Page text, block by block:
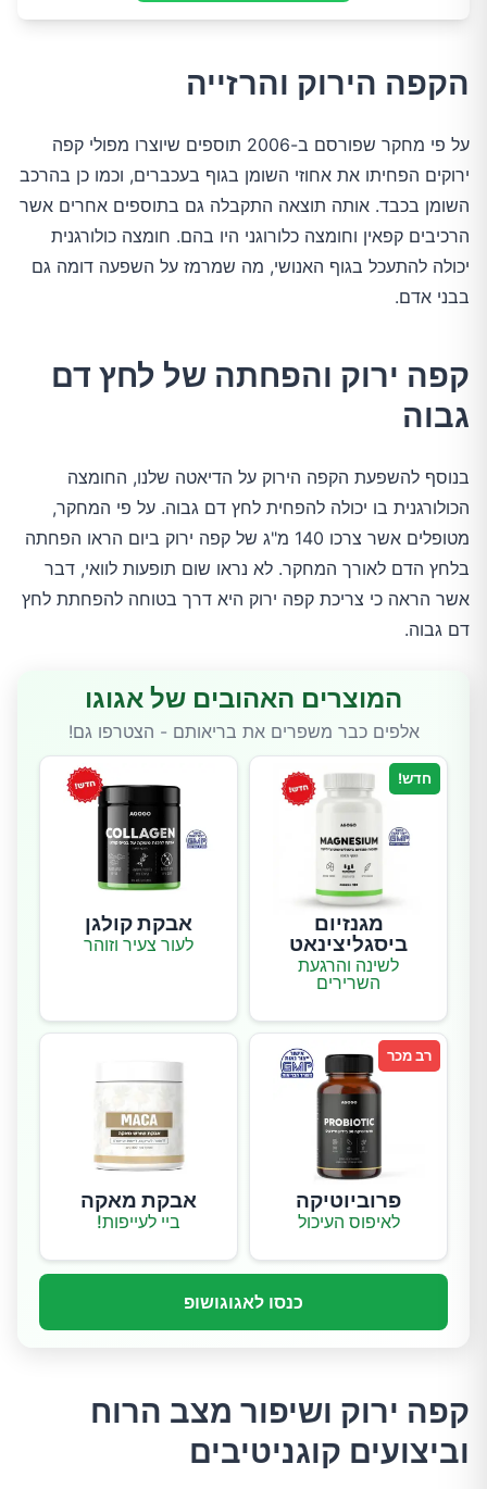
הקפה הירוק והרזייה
על פי מחקר שפורסם ב-2006 תוספים שיוצרו מפולי קפה
ירוקים הפחיתו את אחוזי השומן בגוף בעכברים, וכמו כן בהרכב
השומן בכבד. אותה תוצאה התקבלה גם בתוספים אחרים אשר
הרכיבים קפאין וחומצה כלורוגני היו בהם. חומצה כולורגנית
יכולה להתעכל בגוף האנושי, מה שמרמז על השפעה דומה גם
בבני אדם.
קפה ירוק והפחתה של לחץ דם
גבוה
בנוסף להשפעת הקפה הירוק על הדיאטה שלנו, החומצה
הכולורגנית בו יכולה להפחית לחץ דם גבוה. על פי המחקר,
מטופלים אשר צרכו 140 מ"ג של קפה ירוק ביום הראו הפחתה
בלחץ הדם לאורך המחקר. לא נראו שום תופעות לוואי, דבר
אשר הראה כי צריכת קפה ירוק היא דרך בטוחה להפחתת לחץ
דם גבוה.
המוצרים האהובים של אגוגו
אלפים כבר משפרים את בריאותם - הצטרפו גם!
חדש!
מגנזיום
ביסגליצינאט
לשינה והרגעת
השרירים
אבקת קולגן
לעור צעיר וזוהר
רב מכר
פרוביוטיקה
לאיפוס העיכול
אבקת מאקה
ביי לעייפות!
כנסו לאגוגושופ
קפה ירוק ושיפור מצב הרוח
וביצועים קוגניטיבים